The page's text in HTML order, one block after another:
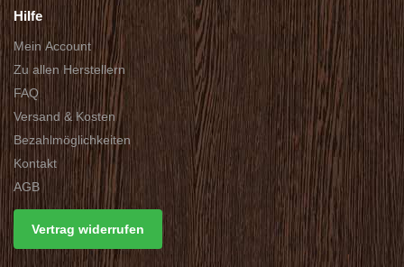
Hilfe
Mein Account
Zu allen Herstellern
FAQ
Versand & Kosten
Bezahlmöglichkeiten
Kontakt
AGB
Vertrag widerrufen